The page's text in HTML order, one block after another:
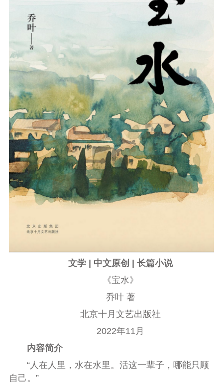
文学 | 中文原创 | 长篇小说
《宝水》
乔叶 著
北京十月文艺出版社
2022年11月
内容简介
“人在人里，水在水里。活这一辈子，哪能只顾
自己。”